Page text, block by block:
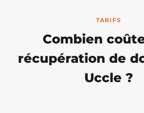
TARIFS
Combien
récupération de
Uccle ?